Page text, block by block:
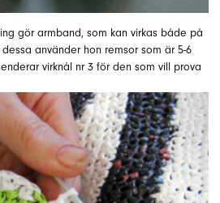
gör armband, som kan virkas både på
använder hon remsor som är 5-6
virknål nr 3 för den som vill prova